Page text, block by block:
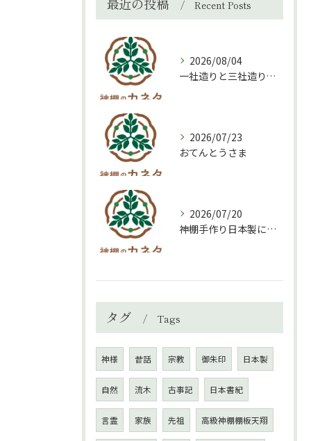
Recent Posts
2026/08/04
一社造りと三社造り、どちらを選ぶべき？
2026/07/23
おてんとうさま
2026/07/20
神棚手作り日本製について
タグ Tags
神様 昔話 宗教 御朱印 日本製
自然 流木 古事記 日本書紀
言霊 家族 先祖 高級神棚棚板天翔